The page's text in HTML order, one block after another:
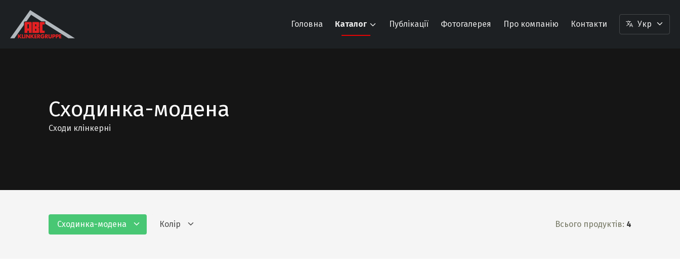
Головна Каталог Публікації Фотогалерея Про компанію Контакти Укр
Сходинка-модена
Сходи клінкерні
Сходинка-модена Колір Всього продуктів: 4